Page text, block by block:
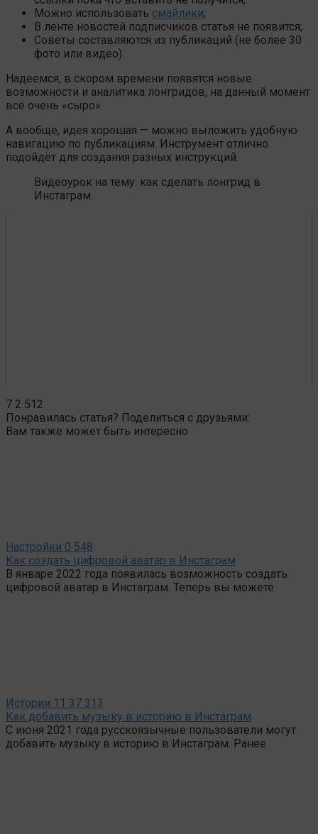
Можно использовать смайлики;
В ленте новостей подписчиков статья не появится;
Советы составляются из публикаций (не более 30
фото или видео).
Надеемся, в скором времени появятся новые
возможности и аналитика лонгридов, на данный момент
всё очень «сыро».
А вообще, идея хорошая — можно выложить удобную
навигацию по публикациям. Инструмент отлично
подойдёт для создания разных инструкций.
Видеоурок на тему: как сделать лонгрид в
Инстаграм.
7 2 512
Понравилась статья? Поделиться с друзьями:
Вам также может быть интересно
Настройки 0 548
Как создать цифровой аватар в Инстаграм
В январе 2022 года появилась возможность создать
цифровой аватар в Инстаграм. Теперь вы можете
Истории 11 37 313
Как добавить музыку в историю в Инстаграм
С июня 2021 года русскоязычные пользователи могут
добавить музыку в историю в Инстаграм. Ранее